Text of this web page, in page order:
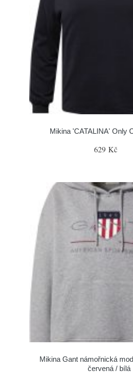
Mikina 'CATALINA' Only
629 Kč
Mikina Gant námořnická
červená / bílá